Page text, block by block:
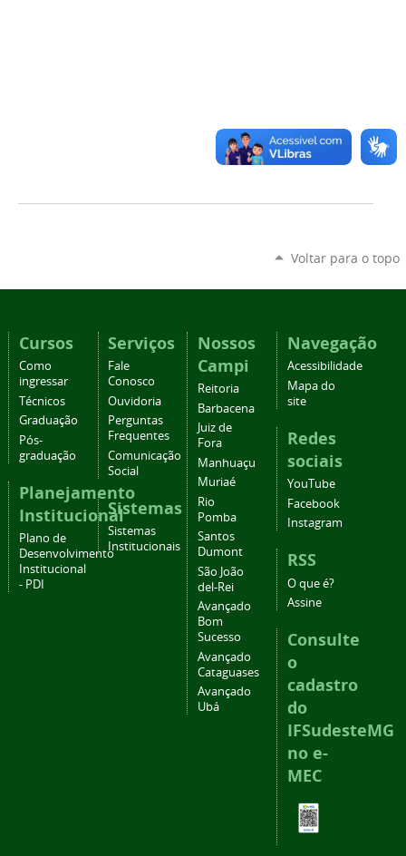
Voltar para o topo
Cursos
Como
ingressar
Técnicos
Graduação
Pós-
graduação
Planejamento
Institucional
Plano de
Desenvolvimento
Institucional
- PDI
Serviços
Fale
Conosco
Ouvidoria
Perguntas
Frequentes
Comunicação
Social
Sistemas
Sistemas
Institucionais
Nossos
Campi
Reitoria
Barbacena
Juiz de
Fora
Manhuaçu
Muriaé
Rio
Pomba
Santos
Dumont
São João
del-Rei
Avançado
Bom
Sucesso
Avançado
Cataguases
Avançado
Ubá
Navegação
Acessibilidade
Mapa do
site
Redes
sociais
YouTube
Facebook
Instagram
RSS
O que é?
Assine
Consulte
o
cadastro
do
IFSudesteMG
no e-
MEC